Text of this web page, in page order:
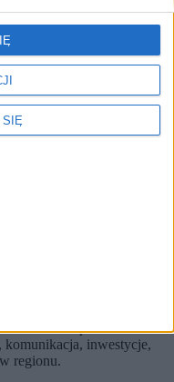
SIĘ
dla ubogich i
i Małopolsce.
inwestycje,
regionu.